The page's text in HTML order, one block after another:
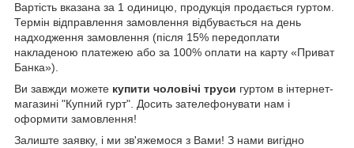
Вартість вказана за 1 одиницю, продукція продається гуртом.
Термін відправлення замовлення відбувається на день
надходження замовлення (після 15% передоплати
накладеною платежею або за 100% оплати на карту «Приват
Банка»).
Ви завжди можете купити чоловічі труси гуртом в інтернет-
магазині "Купний гурт". Досить зателефонувати нам і
оформити замовлення!
Залиште заявку, і ми зв'яжемося з Вами! З нами вигідно